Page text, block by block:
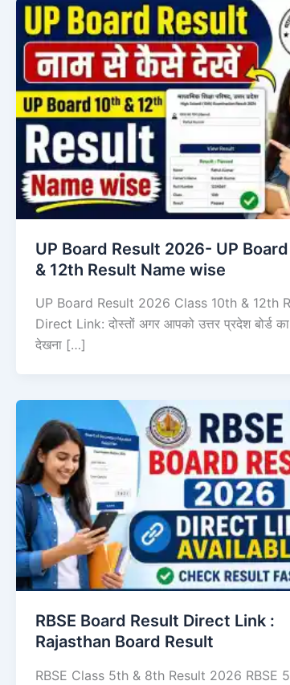
UP Board Result 2026- UP
& 12th Result Name wise
UP Board Result 2026 Class 10th & 12th
Direct Link: दोस्तों अगर आपको उत्तर प्रदेश बोर्ड
देखना […]
RBSE Board Result Direct Link : ​
Rajasthan Board Result
RBSE Class 5th & 8th Result 2026 RBSE